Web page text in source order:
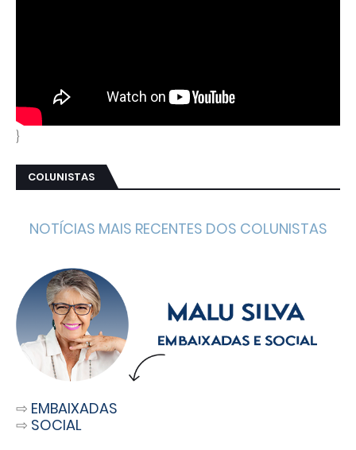
}
COLUNISTAS
NOTÍCIAS MAIS RECENTES DOS COLUNISTAS
⇨ EMBAIXADAS
⇨ SOCIAL